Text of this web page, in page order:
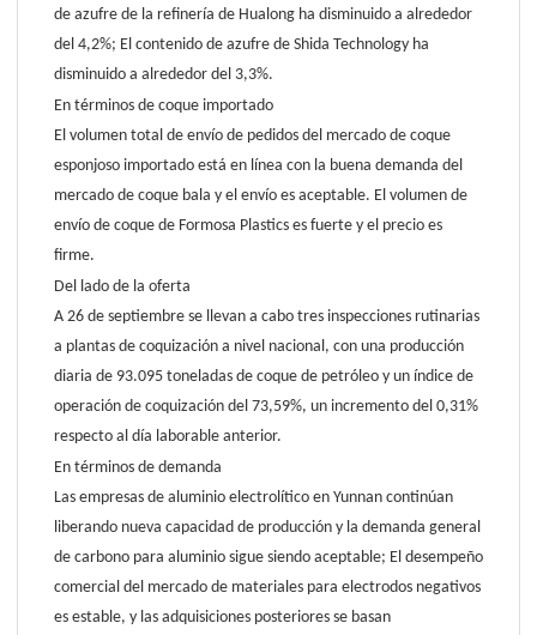
de azufre de la refinería de Hualong ha disminuido a alrededor
del 4,2%; El contenido de azufre de Shida Technology ha
disminuido a alrededor del 3,3%.
En términos de coque importado
El volumen total de envío de pedidos del mercado de coque
esponjoso importado está en línea con la buena demanda del
mercado de coque bala y el envío es aceptable. El volumen de
envío de coque de Formosa Plastics es fuerte y el precio es
firme.
Del lado de la oferta
A 26 de septiembre se llevan a cabo tres inspecciones rutinarias
a plantas de coquización a nivel nacional, con una producción
diaria de 93.095 toneladas de coque de petróleo y un índice de
operación de coquización del 73,59%, un incremento del 0,31%
respecto al día laborable anterior.
En términos de demanda
Las empresas de aluminio electrolítico en Yunnan continúan
liberando nueva capacidad de producción y la demanda general
de carbono para aluminio sigue siendo aceptable; El desempeño
comercial del mercado de materiales para electrodos negativos
es estable, y las adquisiciones posteriores se basan